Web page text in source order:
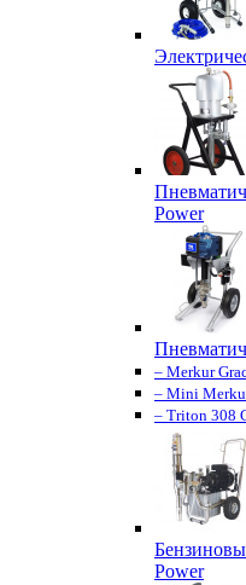
Power
– Merkur
– Mini
– Triton 308
Power